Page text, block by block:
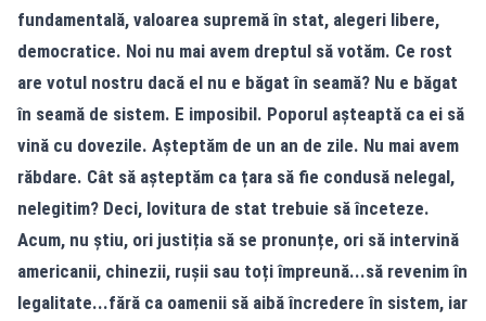
fundamentală, valoarea supremă în stat, alegeri libere,
democratice. Noi nu mai avem dreptul să votăm. Ce rost
are votul nostru dacă el nu e băgat în seamă? Nu e băgat
în seamă de sistem. E imposibil. Poporul așteaptă ca ei să
vină cu dovezile. Așteptăm de un an de zile. Nu mai avem
răbdare. Cât să așteptăm ca țara să fie condusă nelegal,
nelegitim? Deci, lovitura de stat trebuie să înceteze.
Acum, nu știu, ori justiția să se pronunțe, ori să intervină
americanii, chinezii, rușii sau toți împreună...să revenim în
legalitate...fără ca oamenii să aibă încredere în sistem, iar